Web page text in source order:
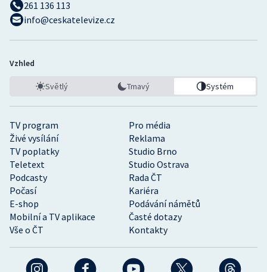
TV program
Pro média
Živé vysílání
Reklama
TV poplatky
Studio Brno
Teletext
Studio Ostrava
Podcasty
Rada ČT
Počasí
Kariéra
E-shop
Podávání námětů
Mobilní a TV aplikace
Časté dotazy
Vše o ČT
Kontakty
261 136 113
info@ceskatelevize.cz
Vzhled
Světlý Tmavý Systém